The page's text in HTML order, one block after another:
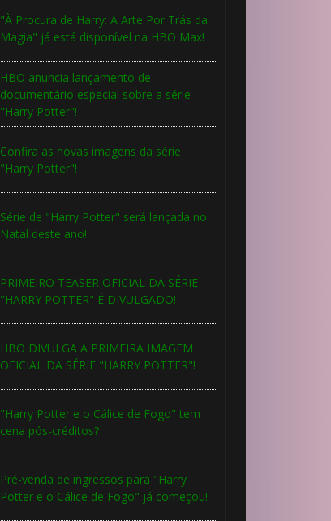
"À Procura de Harry: A Arte Por Trás da
Magia" já está disponível na HBO Max!
HBO anuncia lançamento de
documentário especial sobre a série
"Harry Potter"!
Confira as novas imagens da série
"Harry Potter"!
Série de "Harry Potter" será lançada no
Natal deste ano!
PRIMEIRO TEASER OFICIAL DA SÉRIE
"HARRY POTTER" É DIVULGADO!
HBO DIVULGA A PRIMEIRA IMAGEM
OFICIAL DA SÉRIE "HARRY POTTER"!
"Harry Potter e o Cálice de Fogo" tem
cena pós-créditos?
Pré-venda de ingressos para "Harry
Potter e o Cálice de Fogo" já começou!